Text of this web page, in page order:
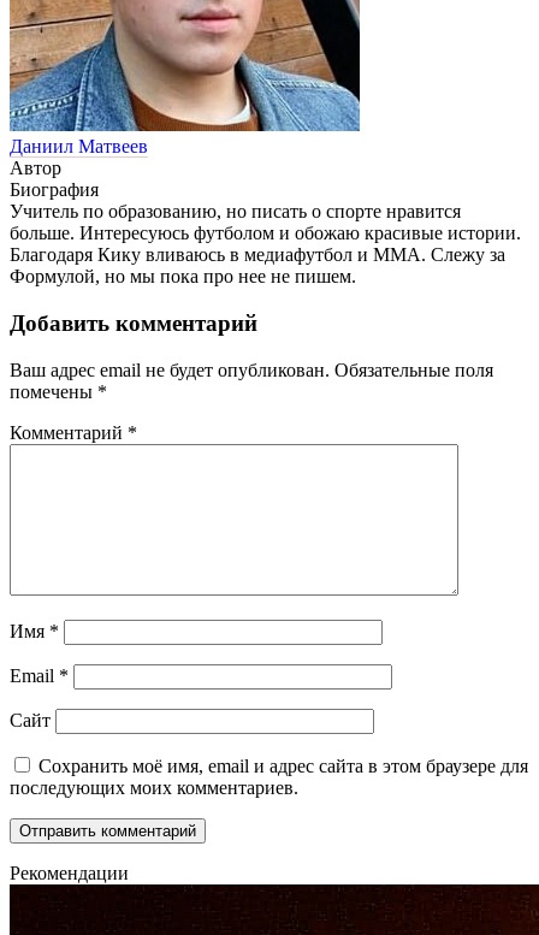
Даниил Матвеев
Автор
Биография
Учитель по образованию, но писать о спорте нравится
больше. Интересуюсь футболом и обожаю красивые истории.
Благодаря Кику вливаюсь в медиафутбол и ММА. Слежу за
Формулой, но мы пока про нее не пишем.
Добавить комментарий
Ваш адрес email не будет опубликован. Обязательные поля
помечены *
Комментарий *
Имя *
Email *
Сайт
Сохранить моё имя, email и адрес сайта в этом браузере для
последующих моих комментариев.
Рекомендации